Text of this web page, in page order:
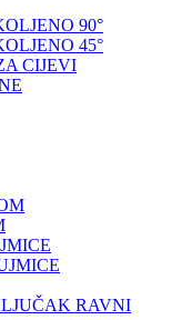
90°
45°
CIJEVI
RAVNI